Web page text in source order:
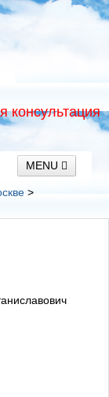
консультация
MENU
>